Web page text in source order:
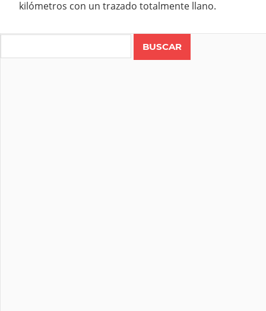
kilómetros con un trazado totalmente llano.